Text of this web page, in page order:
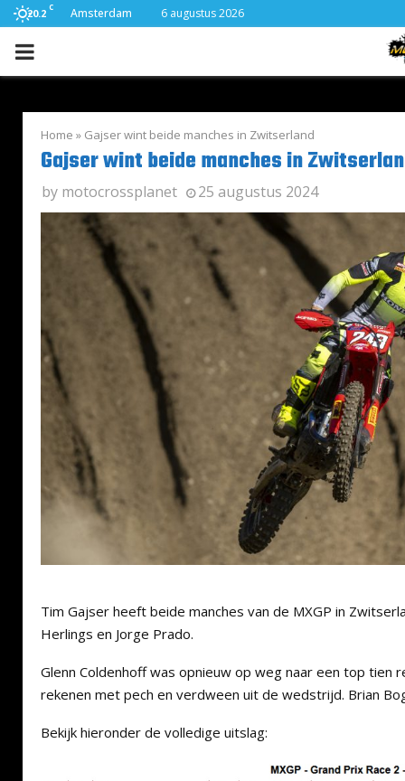
20.2 C Amsterdam 6 augustus 2026
PRIMARY
Home » Gajser wint beide manches in Zwitserland
Gajser wint beide manches in
by motocrossplanet 25 augustus 2024
Tim Gajser heeft beide manches van de MXGP in
Herlings en Jorge Prado.
Glenn Coldenhoff was opnieuw op weg naar een top tien
rekenen met pech en verdween uit de wedstrijd. Brian
Bekijk hieronder de volledige uitslag: